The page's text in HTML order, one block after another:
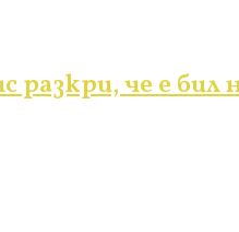
разкри, че е